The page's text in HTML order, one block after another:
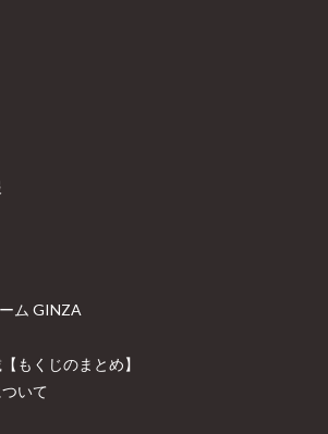
ム GINZA
もくじのまとめ】
いて